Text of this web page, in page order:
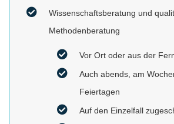
Wissenschaftsberatung und
Methodenberatung
Vor Ort oder aus der
Auch abends, am
Feiertagen
Auf den Einzelfall